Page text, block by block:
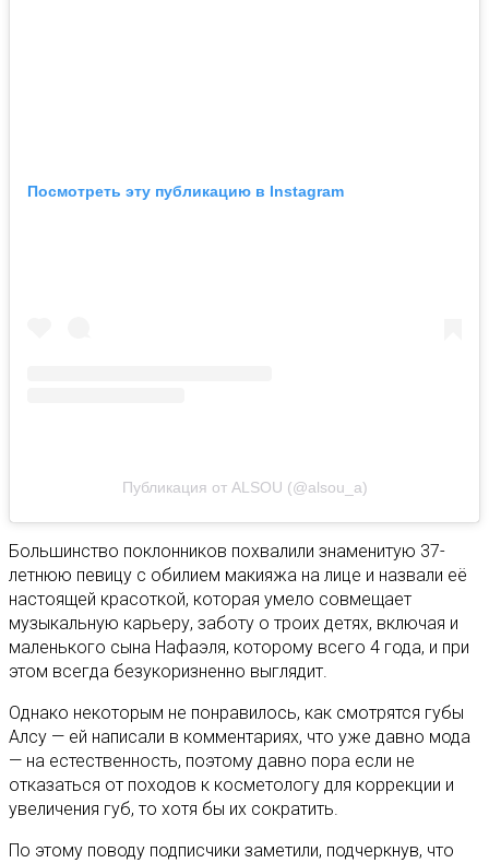
Посмотреть эту публикацию в Instagram
Публикация от ALSOU (@alsou_a)
Большинство поклонников похвалили знаменитую 37-
летнюю певицу с обилием макияжа на лице и назвали её
настоящей красоткой, которая умело совмещает
музыкальную карьеру, заботу о троих детях, включая и
маленького сына Нафаэля, которому всего 4 года, и при
этом всегда безукоризненно выглядит.
Однако некоторым не понравилось, как смотрятся губы
Алсу — ей написали в комментариях, что уже давно мода
— на естественность, поэтому давно пора если не
отказаться от походов к косметологу для коррекции и
увеличения губ, то хотя бы их сократить.
По этому поводу подписчики заметили, подчеркнув, что